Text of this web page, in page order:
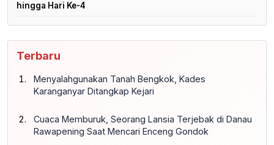
hingga Hari Ke-4
Terbaru
Menyalahgunakan Tanah Bengkok, Kades
Karanganyar Ditangkap Kejari
Cuaca Memburuk, Seorang Lansia Terjebak di Danau
Rawapening Saat Mencari Enceng Gondok